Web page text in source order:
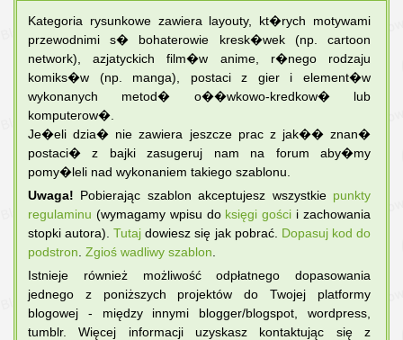
Kategoria rysunkowe zawiera layouty, kt�rych motywami
przewodnimi s� bohaterowie kresk�wek (np. cartoon
network), azjatyckich film�w anime, r�nego rodzaju
komiks�w (np. manga), postaci z gier i element�w
wykonanych metod� o��wkowo-kredkow� lub
komputerow�.
Je�eli dzia� nie zawiera jeszcze prac z jak�� znan�
postaci� z bajki zasugeruj nam na forum aby�my
pomy�leli nad wykonaniem takiego szablonu.
Uwaga! Pobierając szablon akceptujesz wszystkie punkty
regulaminu (wymagamy wpisu do księgi gości i zachowania
stopki autora).Tutaj dowiesz się jak pobrać. Dopasuj kod do
podstron Zgіoś wadliwy szablon
Istnieje również możliwość odpłatnego dopasowania
jednego z poniższych projektów do Twojej platformy
blogowej - między innymi blogger/blogspot, wordpress,
tumblr. Więcej informacji uzyskasz kontaktując się z